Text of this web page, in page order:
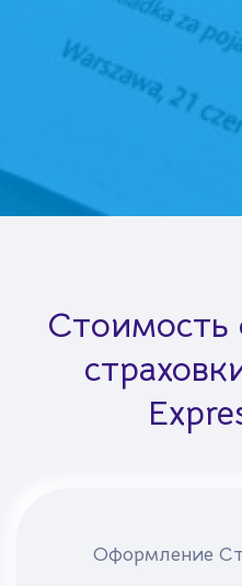
Оформление